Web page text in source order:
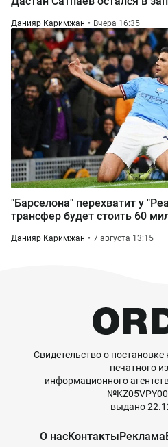
Данияр Каримжан Вчера 16:35
"Барселона" перехватит у
трансфер будет стоить 60
Данияр Каримжан 7 августа 13:15
Свидетельство о постановке
печатного
информационного
выдано
О насКонтактыРеклама